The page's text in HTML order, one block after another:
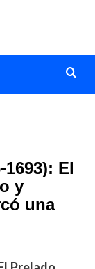
El
y
una